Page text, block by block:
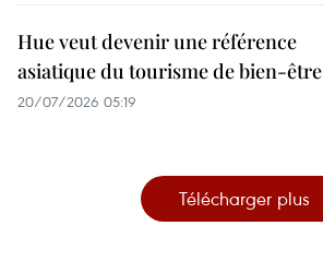
Hue veut devenir une référence
asiatique du tourisme de bien-être
20/07/2026 05:19
Télécharger plus